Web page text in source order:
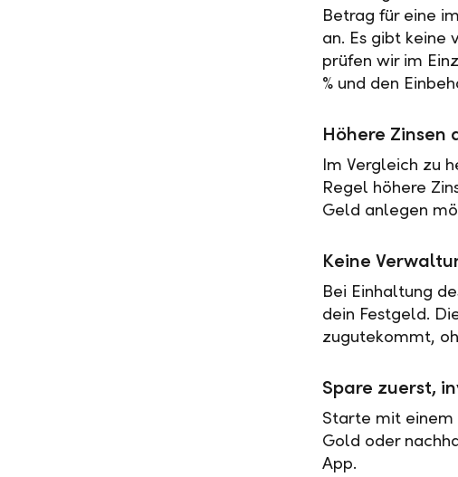
Betrag für eine
an. Es gibt keine
prüfen wir im
% und den
Höhere Zinsen
Im Vergleich zu
Regel höhere
Geld anlegen
Keine
Bei Einhaltung
dein Festgeld.
zugutekommt,
Spare zuerst,
Starte mit einem
Gold oder
App.